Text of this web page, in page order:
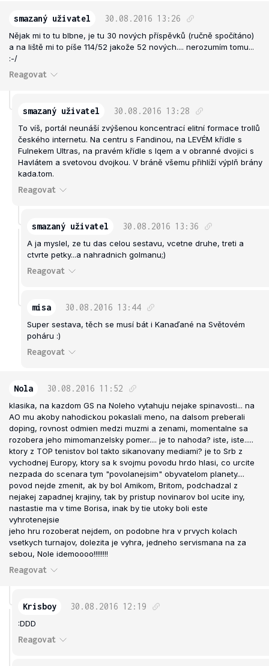
smazaný uživatel 30.08.2016 13:26
Nějak mi to tu blbne, je tu 30 nových příspěvků (ručně spočítáno)
a na liště mi to píše 114/52 jakože 52 nových.... nerozumím tomu...
:-/
Reagovat
smazaný uživatel 30.08.2016 13:28
To víš, portál neunáší zvýšenou koncentrací elitní formace trollů
českého internetu. Na centru s Fandinou, na LEVÉM křídle s
Fulnekem Ultras, na pravém křídle s Iqem a v obranné dvojici s
Havlátem a svetovou dvojkou. V bráně všemu přihlíží výplň brány
kada.tom.
Reagovat
smazaný uživatel 30.08.2016 13:36
A ja myslel, ze tu das celou sestavu, vcetne druhe, treti a
ctvrte petky...a nahradnich golmanu;)
Reagovat
misa 30.08.2016 13:44
Super sestava, těch se musí bát i Kanaďané na Světovém
poháru :)
Reagovat
Nola 30.08.2016 11:52
klasika, na kazdom GS na Noleho vytahuju nejake spinavosti... na
AO mu akoby nahodickou pokaslali meno, na dalsom preberali
doping, rovnost odmien medzi muzmi a zenami, momentalne sa
rozobera jeho mimomanzelsky pomer.... je to nahoda? iste, iste.....
ktory z TOP tenistov bol takto sikanovany mediami? je to Srb z
vychodnej Europy, ktory sa k svojmu povodu hrdo hlasi, co urcite
nezpada do scenara tym "povolanejsim" obyvatelom planety....
povod nejde zmenit, ak by bol Amikom, Britom, podchadzal z
nejakej zapadnej krajiny, tak by pristup novinarov bol ucite iny,
nastastie ma v time Borisa, inak by tie utoky boli este
vyhrotenejsie
jeho hru rozoberat nejdem, on podobne hra v prvych kolach
vsetkych turnajov, dolezita je vyhra, jedneho servismana na za
sebou, Nole idemoooo!!!!!!!!
Reagovat
Krisboy 30.08.2016 12:19
:DDD
Reagovat